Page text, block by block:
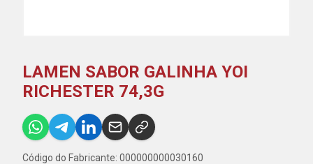
LAMEN SABOR GALINHA YOI
RICHESTER 74,3G
Código do Fabricante: 000000000030160